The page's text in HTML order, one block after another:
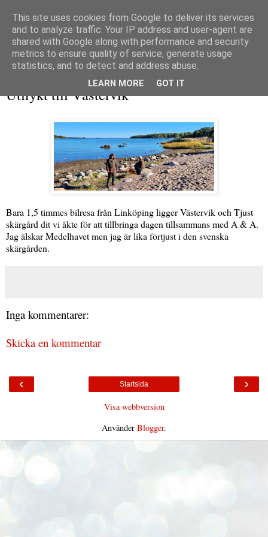
Utflykt till Västervik
Bara 1,5 timmes bilresa från Linköping ligger Västervik och Tjust
skärgård dit vi åkte för att tillbringa dagen tillsammans med A & A.
Jag älskar Medelhavet men jag är lika förtjust i den svenska
skärgården.
Inga kommentarer:
Skicka en kommentar
‹ ›
Startsida
Visa webbversion
Använder Blogger.
This site uses cookies from Google to deliver its services
and to analyze traffic. Your IP address and user-agent are
shared with Google along with performance and security
metrics to ensure quality of service, generate usage
statistics, and to detect and address abuse.
LEARN MORE GOT IT